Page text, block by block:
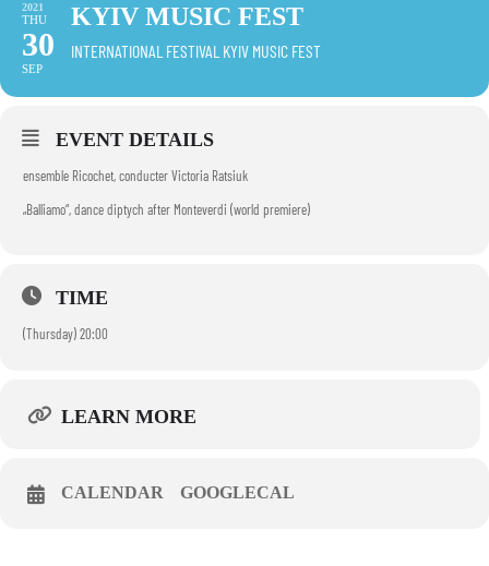
2021
THU
30
SEP
KYIV MUSIC FEST
INTERNATIONAL FESTIVAL KYIV MUSIC FEST
EVENT DETAILS
ensemble Ricochet, conducter Victoria Ratsiuk
„Balliamo“, dance diptych after Monteverdi (world premiere)
TIME
(Thursday) 20:00
LEARN MORE
CALENDAR GOOGLECAL